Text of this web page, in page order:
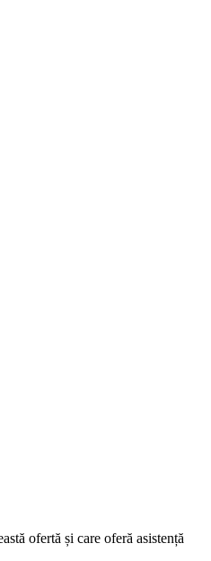
ofertă și care oferă asistență